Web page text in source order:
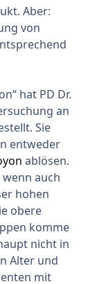
Aber:
von
hat PD Dr.
an
Sie
entweder
ablösen.
auch
hohen
obere
komme
nicht in
Alter und
mit